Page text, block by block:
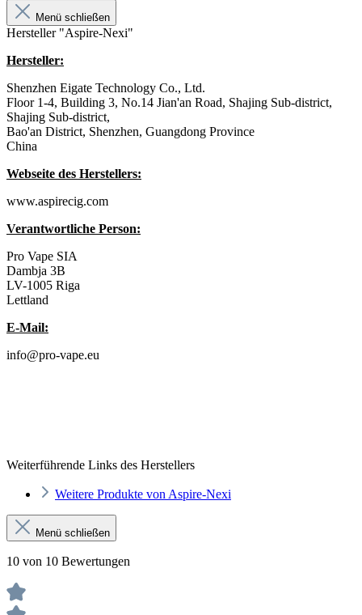
Menü schließen
Hersteller "Aspire-Nexi"
Hersteller:
Shenzhen Eigate Technology Co., Ltd.
Floor 1-4, Building 3, No.14 Jian'an Road, Shajing Sub-district,
Shajing Sub-district,
Bao'an District, Shenzhen, Guangdong Province
China
Webseite des Herstellers:
www.aspirecig.com
Verantwortliche Person:
Pro Vape SIA
Dambja 3B
LV-1005 Riga
Lettland
E-Mail:
info@pro-vape.eu
Weiterführende Links des Herstellers
Weitere Produkte von Aspire-Nexi
Menü schließen
10 von 10 Bewertungen